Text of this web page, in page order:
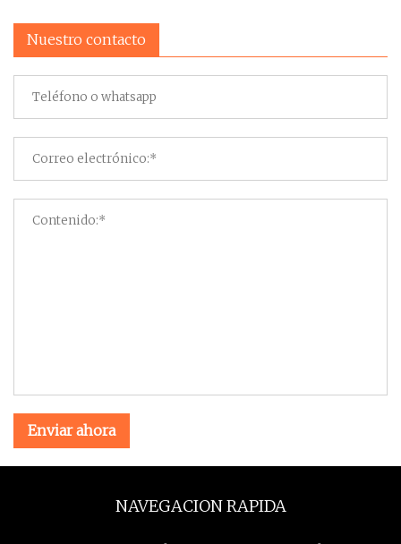
Nuestro contacto
Enviar ahora
NAVEGACION RAPIDA